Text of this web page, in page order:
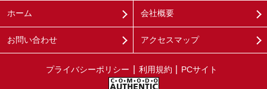
ホーム 会社概要
お問い合わせ アクセスマップ
プライバシーポリシー 利用規約 PCサイト